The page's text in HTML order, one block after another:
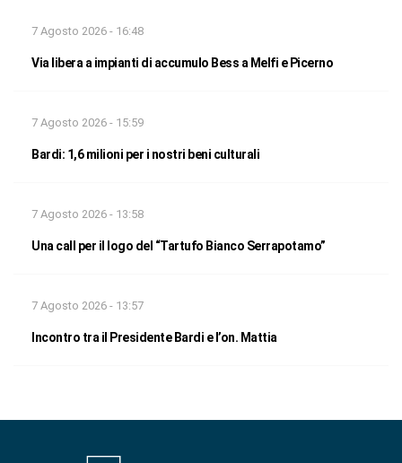
7 Agosto 2026 - 16:48
Via libera a impianti di accumulo Bess a Melfi e Picerno
7 Agosto 2026 - 15:59
Bardi: 1,6 milioni per i nostri beni culturali
7 Agosto 2026 - 13:58
Una call per il logo del “Tartufo Bianco Serrapotamo”
7 Agosto 2026 - 13:57
Incontro tra il Presidente Bardi e l’on. Mattia